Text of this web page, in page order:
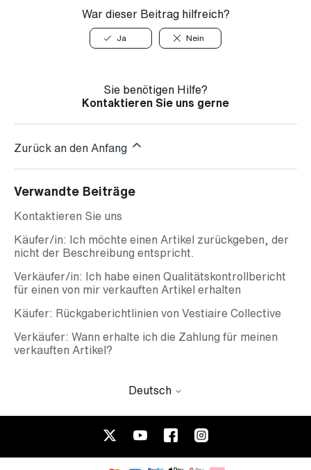
War dieser Beitrag hilfreich?
Ja Nein
Sie benötigen Hilfe?
Kontaktieren Sie uns gerne
Zurück an den Anfang
Verwandte Beiträge
Kontaktieren Sie uns
Käufer/in: Ich möchte einen Artikel zurückgeben, der
nicht der Beschreibung entspricht.
Verkäufer/in: Ich habe einen Qualitätskontrollbericht
für einen von mir verkauften Artikel erhalten
Käufer: Rückgaberichtlinien von Vestiaire Collective
Verkäufer: Wann erhalte ich die Zahlung für meinen
verkauften Artikel?
Deutsch